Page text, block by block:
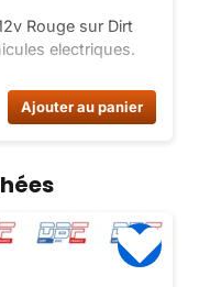
Rouge sur Dirt
electriques.
Ajouter au panier